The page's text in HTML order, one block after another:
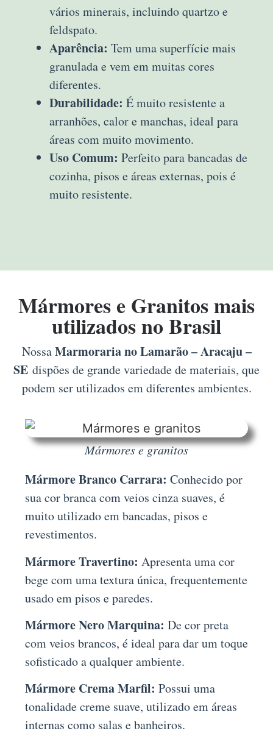
vários minerais, incluindo quartzo e
feldspato.
Aparência: Tem uma superfície mais
granulada e vem em muitas cores
diferentes.
Durabilidade: É muito resistente a
arranhões, calor e manchas, ideal para
áreas com muito movimento.
Uso Comum: Perfeito para bancadas de
cozinha, pisos e áreas externas, pois é
muito resistente.
Mármores e Granitos mais
utilizados no Brasil
NossaMarmoraria no Lamarão – Aracaju –
SE dispões de grande variedade de materiais, que
podem ser utilizados em diferentes ambientes.
Mármores e granitos
Mármore Branco Carrara: Conhecido por
sua cor branca com veios cinza suaves, é
muito utilizado em bancadas, pisos e
revestimentos.
Mármore Travertino: Apresenta uma cor
bege com uma textura única, frequentemente
usado em pisos e paredes.
Mármore Nero Marquina: De cor preta
com veios brancos, é ideal para dar um toque
sofisticado a qualquer ambiente.
Mármore Crema Marfil: Possui uma
tonalidade creme suave, utilizado em áreas
internas como salas e banheiros.